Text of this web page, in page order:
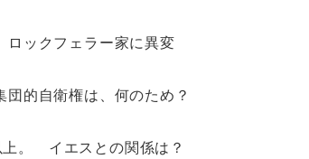
ックフェラー家に異変
的自衛権は、何のため？
上。 イエスとの関係は？